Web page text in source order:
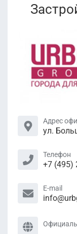
Адрес
ул.
Телефон
+7 (495)
E-mail